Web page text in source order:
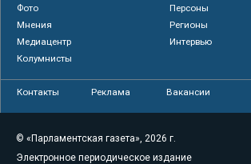
Фото
Персоны
Мнения
Регионы
Медиацентр
Интервью
Колумнисты
Контакты Реклама Вакансии
© «Парламентская газета», 2026 г.
Электронное периодическое издание